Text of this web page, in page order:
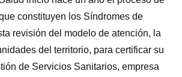
constituyen los Síndromes de
revisión del modelo de atención, la
del territorio, para certificar su
de Servicios Sanitarios, empresa